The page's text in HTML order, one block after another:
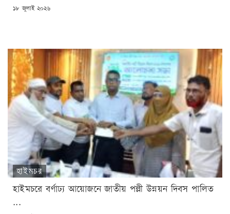
POSTED
১৮ জুলাই ২০২৬
হাইমচর
হাইমচরে বর্ণাঢ্য আয়োজনে জাতীয় পল্লী উন্নয়ন দিবস পালিত
...